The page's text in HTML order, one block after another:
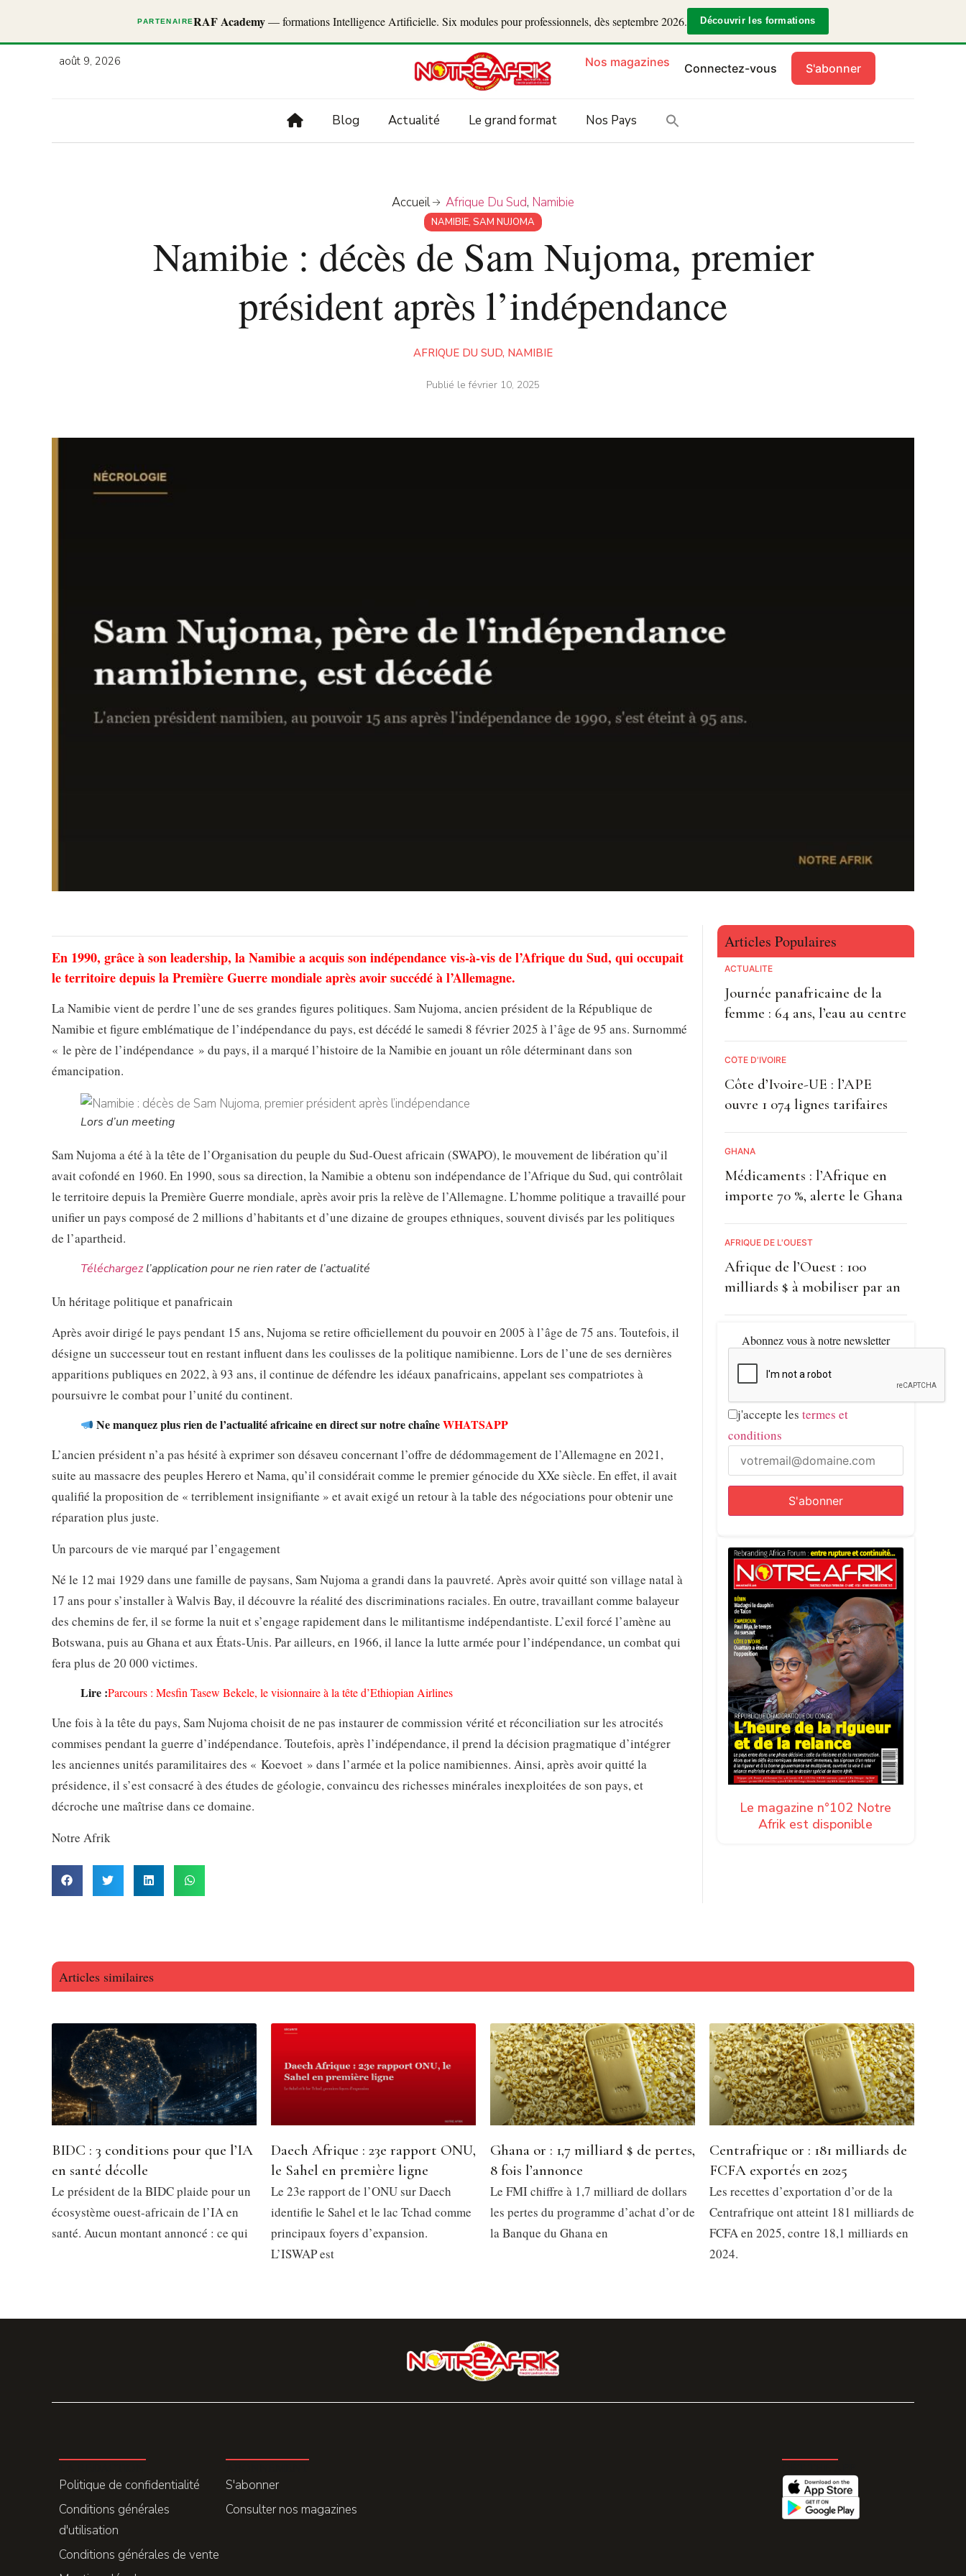
PARTENAIRERAF Academy— formations Intelligence Artificielle. Six modules pour professionnels, dès septembre 2026. Découvrir les formations
août 9, 2026 Nos magazines Connectez-vous S'abonner
Blog Actualité Le grand format Nos Pays
Accueil Afrique Du Sud, Namibie
NAMIBIE, SAM NUJOMA
Namibie : décès de Sam Nujoma, premier
président après l’indépendance
AFRIQUE DU SUD, NAMIBIE
Publié lefévrier 10, 2025
En 1990, grâce à son leadership, la Namibie a acquis son indépendance vis-à-vis de l’Afrique du Sud, qui occupait
le territoire depuis la Première Guerre mondiale après avoir succédé à l’Allemagne.
La Namibie vient de perdre l’une de ses grandes figures politiques. Sam Nujoma, ancien président de la République de
Namibie et figure emblématique de l’indépendance du pays, est décédé le samedi 8 février 2025 à l’âge de 95 ans. Surnommé
« le père de l’indépendance » du pays, il a marqué l’histoire de la Namibie en jouant un rôle déterminant dans son
émancipation.
Lors d’un meeting
Sam Nujoma a été à la tête de l’Organisation du peuple du Sud-Ouest africain (SWAPO), le mouvement de libération qu’il
avait cofondé en 1960. En 1990, sous sa direction, la Namibie a obtenu son indépendance de l’Afrique du Sud, qui contrôlait
le territoire depuis la Première Guerre mondiale, après avoir pris la relève de l’Allemagne. L’homme politique a travaillé pour
unifier un pays composé de 2 millions d’habitants et d’une dizaine de groupes ethniques, souvent divisés par les politiques
de l’apartheid.
Téléchargezl’application pour ne rien rater de l’actualité
Un héritage politique et panafricain
Après avoir dirigé le pays pendant 15 ans, Nujoma se retire officiellement du pouvoir en 2005 à l’âge de 75 ans. Toutefois, il
désigne un successeur tout en restant influent dans les coulisses de la politique namibienne. Lors de l’une de ses dernières
apparitions publiques en 2022, à 93 ans, il continue de défendre les idéaux panafricains, appelant ses compatriotes à
poursuivre le combat pour l’unité du continent.
Ne manquez plus rien de l’actualité africaine en direct sur notre chaîneWHATSAPP
L’ancien président n’a pas hésité à exprimer son désaveu concernant l’offre de dédommagement de l’Allemagne en 2021,
suite au massacre des peuples Herero et Nama, qu’il considérait comme le premier génocide du XXe siècle. En effet, il avait
qualifié la proposition de « terriblement insignifiante » et avait exigé un retour à la table des négociations pour obtenir une
réparation plus juste.
Un parcours de vie marqué par l’engagement
Né le 12 mai 1929 dans une famille de paysans, Sam Nujoma a grandi dans la pauvreté. Après avoir quitté son village natal à
17 ans pour s’installer à Walvis Bay, il découvre la réalité des discriminations raciales. En outre, travaillant comme balayeur
des chemins de fer, il se forme la nuit et s’engage rapidement dans le militantisme indépendantiste. L’exil forcé l’amène au
Botswana, puis au Ghana et aux États-Unis. Par ailleurs, en 1966, il lance la lutte armée pour l’indépendance, un combat qui
fera plus de 20 000 victimes.
Lire :Parcours : Mesfin Tasew Bekele, le visionnaire à la tête d’Ethiopian Airlines
Une fois à la tête du pays, Sam Nujoma choisit de ne pas instaurer de commission vérité et réconciliation sur les atrocités
commises pendant la guerre d’indépendance. Toutefois, après l’indépendance, il prend la décision pragmatique d’intégrer
les anciennes unités paramilitaires des « Koevoet » dans l’armée et la police namibiennes. Ainsi, après avoir quitté la
présidence, il s’est consacré à des études de géologie, convaincu des richesses minérales inexploitées de son pays, et
décroche une maîtrise dans ce domaine.
Notre Afrik
Articles Populaires
ACTUALITE
Journée panafricaine de la
femme : 64 ans, l’eau au centre
CÔTE D'IVOIRE
Côte d’Ivoire-UE : l’APE
ouvre 1 074 lignes tarifaires
GHANA
Médicaments : l’Afrique en
importe 70 %, alerte le Ghana
AFRIQUE DE L'OUEST
Afrique de l’Ouest : 100
milliards $ à mobiliser par an
Abonnez vous à notre newsletter
j'accepte les termes et
conditions
Le magazine n°102 Notre
Afrik est disponible
Articles similaires
BIDC : 3 conditions pour que l’IA
en santé décolle
Le président de la BIDC plaide pour un
écosystème ouest-africain de l’IA en
santé. Aucun montant annoncé : ce qui
Daech Afrique : 23e rapport ONU,
le Sahel en première ligne
Le 23e rapport de l’ONU sur Daech
identifie le Sahel et le lac Tchad comme
principaux foyers d’expansion.
L’ISWAP est
Ghana or : 1,7 milliard $ de pertes,
8 fois l’annonce
Le FMI chiffre à 1,7 milliard de dollars
les pertes du programme d’achat d’or de
la Banque du Ghana en
Centrafrique or : 181 milliards de
FCFA exportés en 2025
Les recettes d’exportation d’or de la
Centrafrique ont atteint 181 milliards de
FCFA en 2025, contre 18,1 milliards en
2024.
Politique de confidentialité
Conditions générales
d'utilisation
Conditions générales de vente
S'abonner
Consulter nos magazines